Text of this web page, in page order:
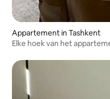
Appartement in Tashkent
Elke hoek van het